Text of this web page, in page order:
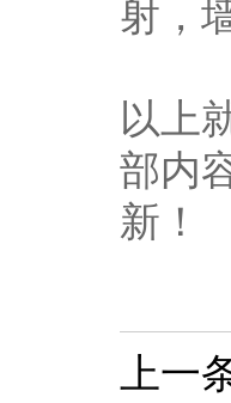
射，
以上
部内
新！
上一